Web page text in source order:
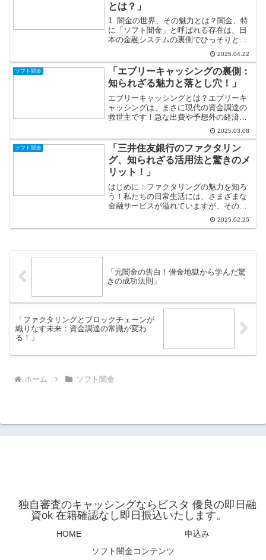
とは？」
1. 闇金の世界、その魅力とは？闇金、特
に「ソフト闇金」と呼ばれる存在は、日
本の金融システムの裏側でひっそりと活
動しています。一般的には悪いイメージ
を持たれがちな彼らですが、その実態は
どうなのでしょうか？ソフト闇金は利息
が高いものの、比較的...
2025.04.22
ソフト闇金
「エブリーキャッシングの裏側：
知られざる魅力と落とし穴！」
エブリーキャッシングとは？エブリーキ
ャッシングは、まさに現代の資金調達の
救世主です！急な出費や予想外の経済的
な困難に直面したとき、お金を簡単に借
りられるこのサービスは、多くの人々に
とって非常に助けとなっています。特
に、生活費や医療費、冠婚葬...
2025.03.08
ソフト闇金
「三井住友銀行のファクタリン
グ、知られざる活用法と驚きのメ
リット！」
はじめに：ファクタリングの魅力を知ろ
う！私たちの日常生活には、さまざまな
金融サービスが溢れていますが、その中
でもファクタリングはまだまだ知られて
いない部分が多いのが現実です。特に三
2025.02.25
「元闇金の告白！借金地獄から学んだ驚
きの成功法則」
「ファクタリングとブロックチェーンが
織りなす未来：資金調達の常識が変わ
る！」
ホーム ソフト闇金
独自審査のキャッシングならビスタ 優良の即日融
資ok 在籍確認なし即日振込いたします。
HOME
申込み
ソフト闇金コンテンツ